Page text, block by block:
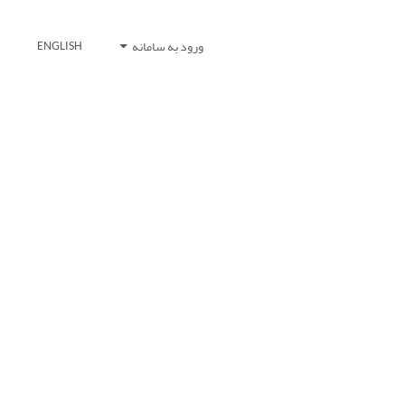
ورود به سامانه ENGLISH